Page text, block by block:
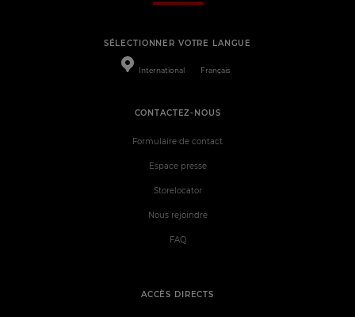
SÉLECTIONNER VOTRE LANGUE
International Français
ACCÈS DIRECTS
CONTACTEZ-NOUS
Formulaire de contact
Espace presse
Storelocator
Nous rejoindre
FAQ